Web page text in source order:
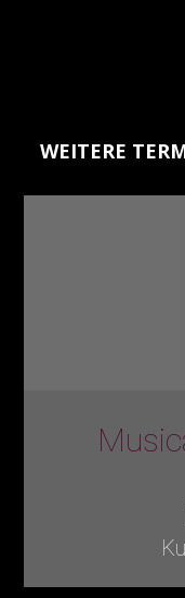
WEITERE